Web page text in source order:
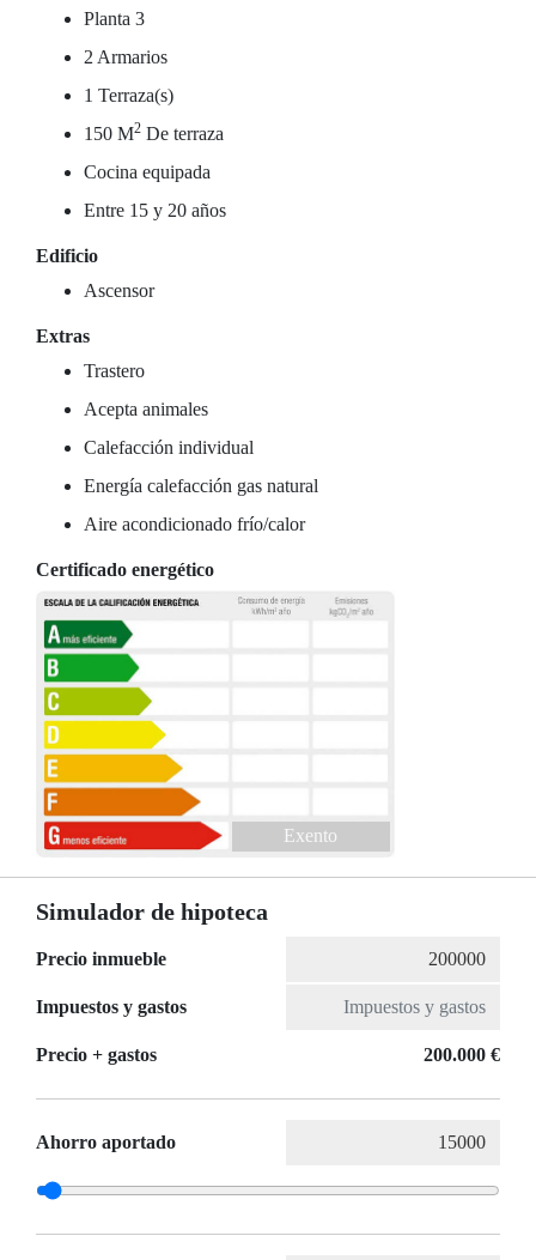
Planta 3
2 Armarios
1 Terraza(s)
150 M2 De terraza
Cocina equipada
Entre 15 y 20 años
Edificio
Ascensor
Extras
Trastero
Acepta animales
Calefacción individual
Energía calefacción gas natural
Aire acondicionado frío/calor
Certificado energético
Exento
Simulador de hipoteca
Precio inmueble
Impuestos y gastos
Precio + gastos 200.000 €
Ahorro aportado